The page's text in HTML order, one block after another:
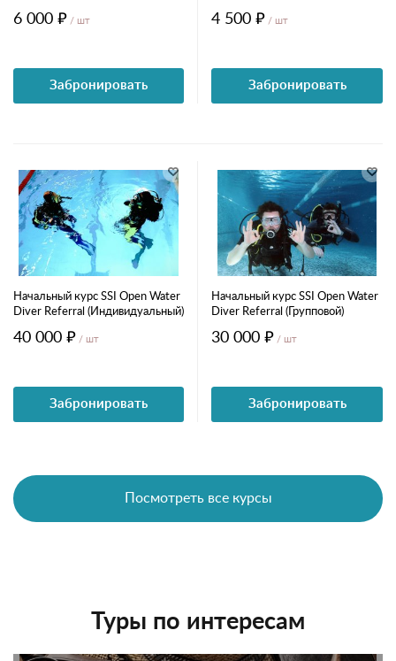
6 000 ₽ / шт
Забронировать
4 500 ₽ / шт
Забронировать
Начальный курс SSI Open Water
Diver Referral (Индивидуальный)
40 000 ₽ / шт
Забронировать
Начальный курс SSI Open Water
Diver Referral (Групповой)
30 000 ₽ / шт
Забронировать
Посмотреть все курсы
Туры по интересам